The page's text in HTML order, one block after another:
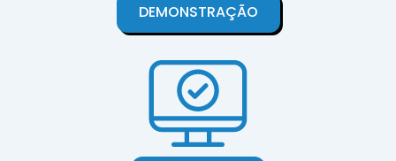
DEMONSTRAÇÃO